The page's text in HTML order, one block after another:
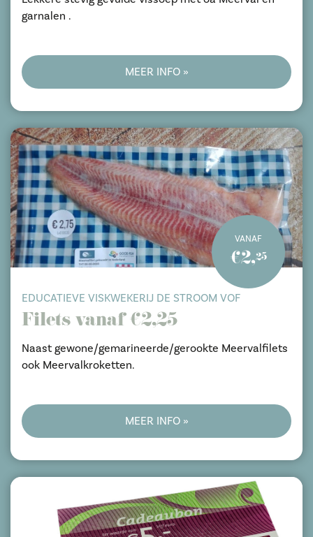
garnalen .
MEER INFO »
VANAF
€2,25
EDUCATIEVE VISKWEKERIJ DE STROOM VOF
Filets vanaf €2,25
Naast gewone/gemarineerde/gerookte Meervalfilets
ook Meervalkroketten.
MEER INFO »